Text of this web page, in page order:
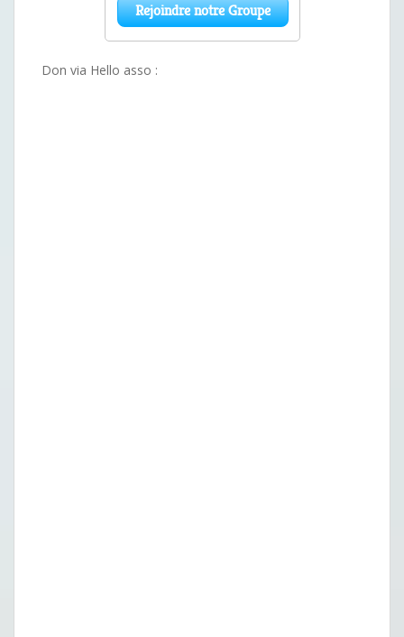
Don via Hello asso :